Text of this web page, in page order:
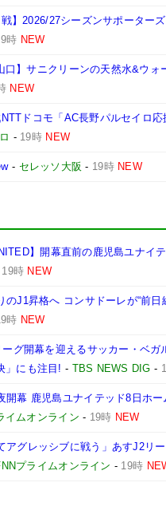
戦】2026/27シーズンサポーター
時 NEW
口】サニクリーンの天然水&ウ
NEW
ドコモ「AC長野パルセイロ
- 19時 NEW
- セレッソ大阪 - 19時 NEW
】開幕直前の鹿児島ユナイ
19時 NEW
のJ1昇格へ コンサドーレが“前
時 NEW
グ開幕を迎えるサッカー・ベ
」にも注目! - TBS NEWS DIG -
開幕 鹿児島ユナイテッド8日ホ
イムオンライン - 19時 NEW
アグレッシブに戦う」あすJ2リ
プライムオンライン - 19時